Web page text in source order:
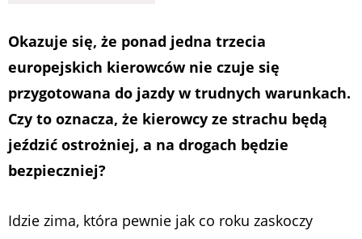
Okazuje się, że ponad jedna trzecia
europejskich kierowców nie czuje się
przygotowana do jazdy w trudnych warunkach.
Czy to oznacza, że kierowcy ze strachu będą
jeździć ostrożniej, a na drogach będzie
bezpieczniej?
Idzie zima, która pewnie jak co roku zaskoczy